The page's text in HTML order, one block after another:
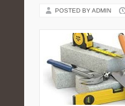
POSTED BY ADMIN